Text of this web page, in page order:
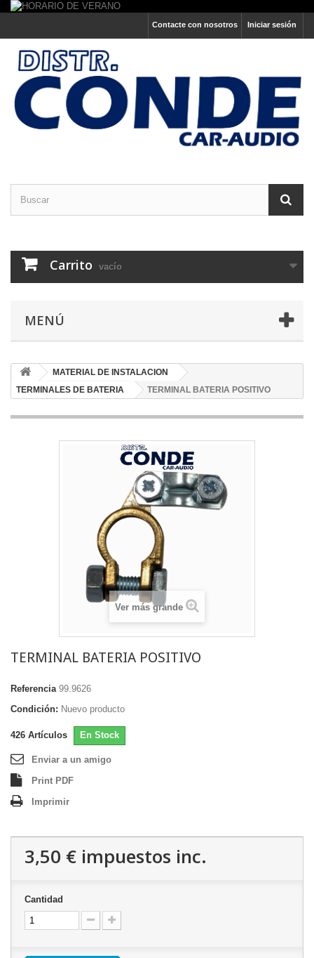
Iniciar sesión
Contacte con nosotros
Carrito vacío
MENÚ
MATERIAL DE INSTALACION
TERMINALES DE BATERIA
TERMINAL BATERIA POSITIVO
Ver más grande
TERMINAL BATERIA POSITIVO
Referencia 99.9626
Condición: Nuevo producto
426 Artículos En Stock
Enviar a un amigo
Print PDF
Imprimir
3,50 € impuestos inc.
Cantidad